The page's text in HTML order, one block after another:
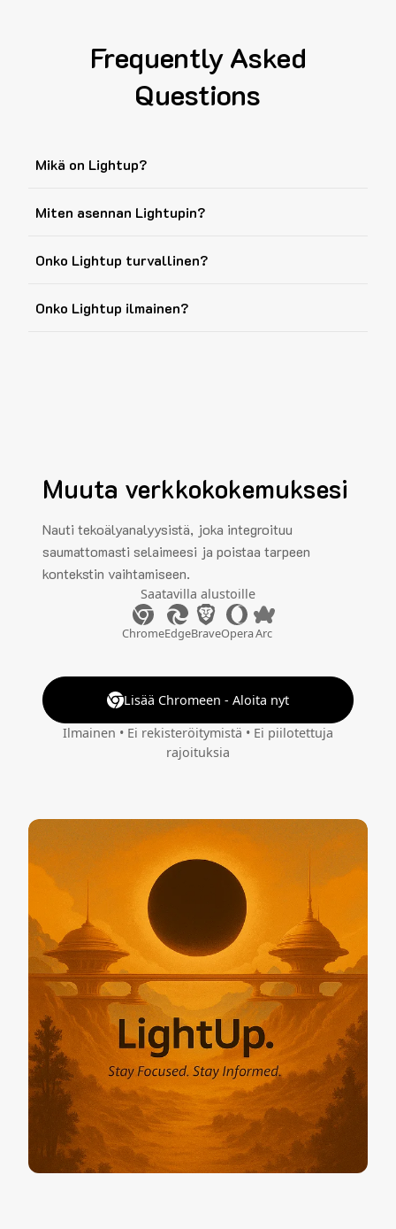
Frequently Asked
Questions
Mikä on Lightup?
Miten asennan Lightupin?
Onko Lightup turvallinen?
Onko Lightup ilmainen?
Muuta verkkokokemuksesi
Nauti tekoälyanalyysistä, joka integroituu
saumattomasti selaimeesi ja poistaa tarpeen
kontekstin vaihtamiseen.
Saatavilla alustoille
ChromeEdgeBraveOperaArc
Lisää Chromeen - Aloita nyt
Ilmainen • Ei rekisteröitymistä • Ei piilotettuja
rajoituksia